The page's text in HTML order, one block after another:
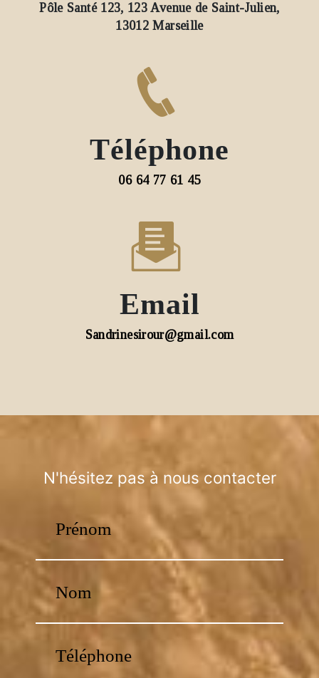
Pôle Santé 123, 123 Avenue de Saint-Julien,
13012 Marseille
Téléphone
06 64 77 61 45
Email
sandrinesirour@gmail.com
N'hésitez pas à nous contacter